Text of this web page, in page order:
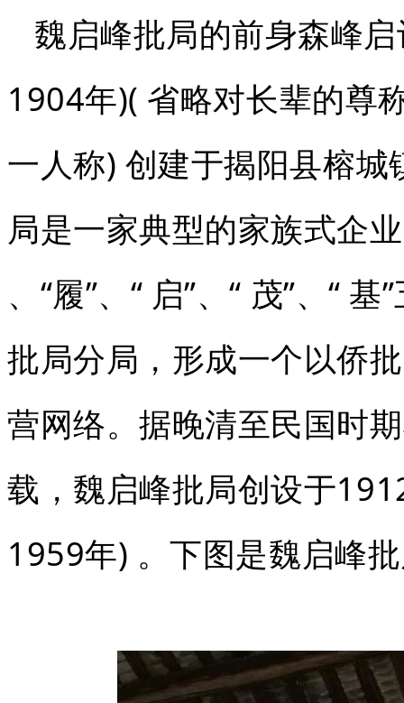
魏启峰批局的前身森峰
1904年)( 省略对长辈的尊
一人称) 创建于揭阳县榕
局是一家典型的家族式企
、“履”、“ 启”、“ 茂”、“
批局分局，形成一个以侨
营网络。据晚清至民国时
载，魏启峰批局创设于
1959年) 。下图是魏启峰